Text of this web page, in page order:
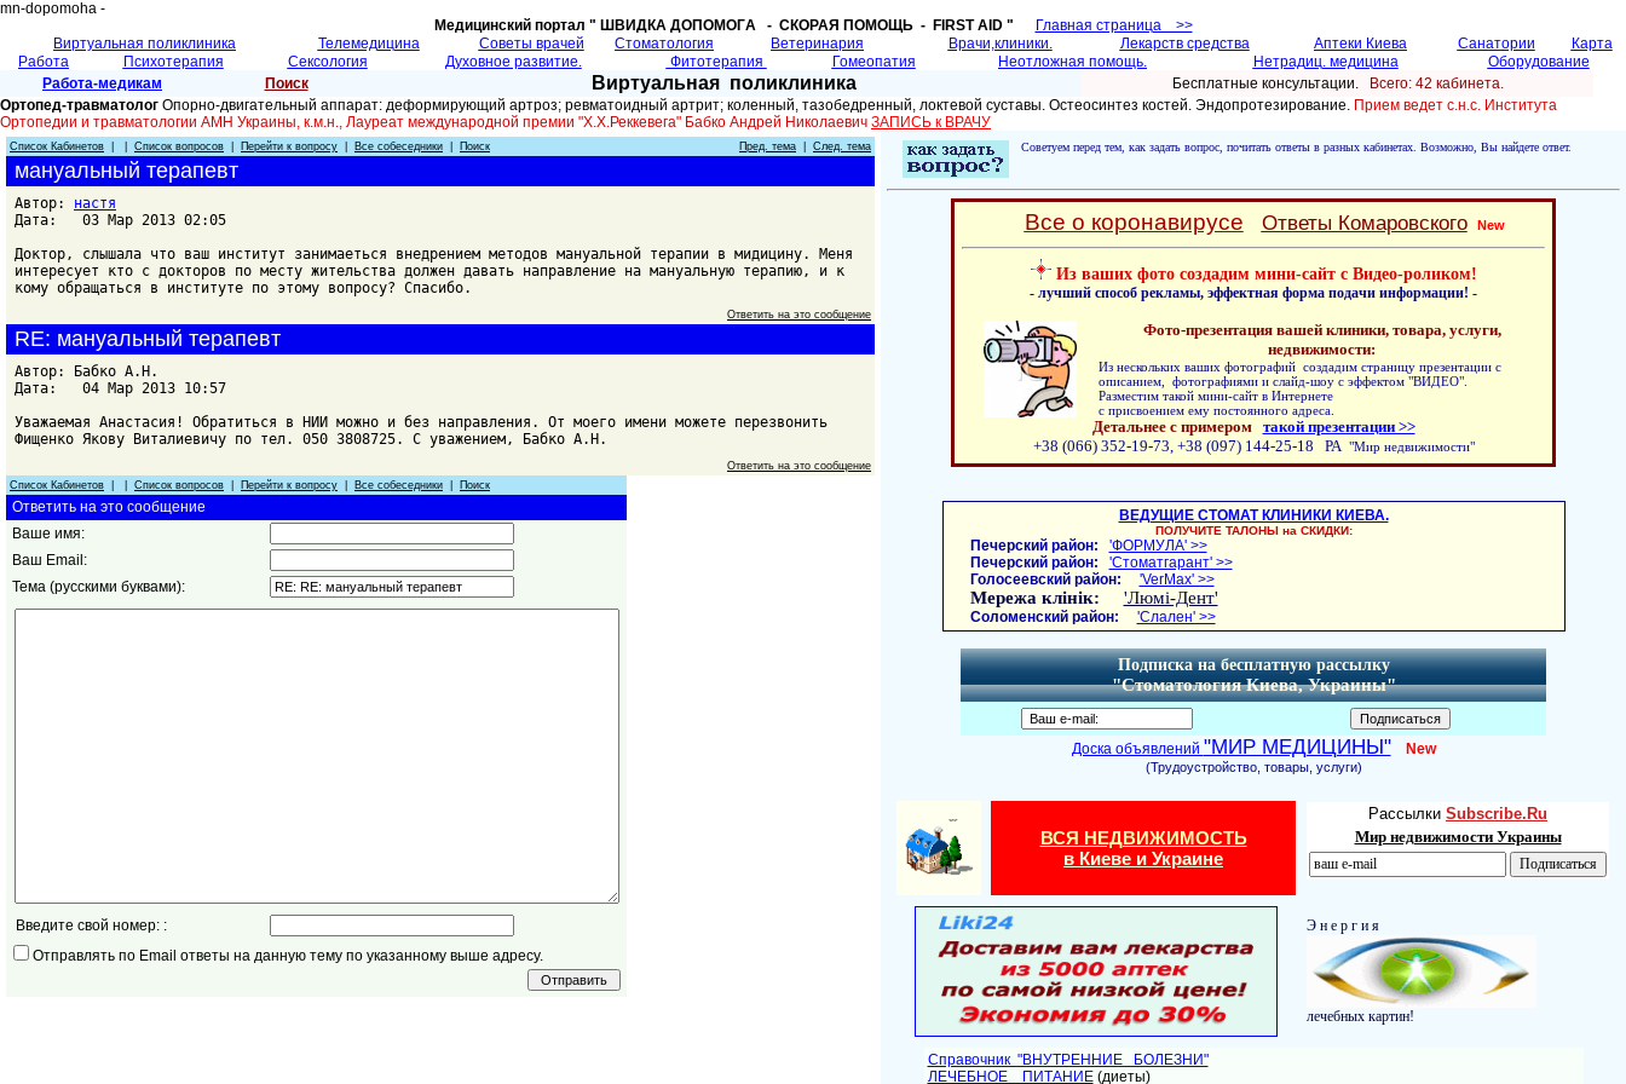
mn-dopomoha -
Медицинский портал " ШВИДКА ДОПОМОГA - СКОРАЯ ПОМОЩЬ - FIRST AID "
Главная страница >>
Виртуальная поликлиника
Телемедицина Советы врачей Cтоматология Ветеринария Врачи,клиники. Лекарств средства Аптеки Киева Санатории
Карта
Работа
Психотерапия Сексология Духовное развитие. Фитотерапия Гомеопатия Неотложная помощь. Нетрадиц. медицина
Оборудование
Работа-медикам
Поиск Виртуальная поликлиника Бесплатные консультации.
Всего: 42 кабинетa.
Ортопед-травматолог Опорно-двигательный аппарат: деформирующий артроз; ревматоидный артрит; коленный, тазобедренный, локтевой суставы. Остеосинтез костей. Эндопротезирование. Прием ведет с.н.с. Института
Ортопедии и травматологии АМН Украины, к.м.н., Лауреат международной премии "Х.Х.Реккевега" Бабко Андрей Николаевич ЗАПИСЬ к ВРАЧУ
Список Кабинетов Список вопросов Перейти к вопросу Все собеседники Поиск Пред. тема След. тема
мануальный терапевт
Автор: настя
Дата: 03 Мар 2013 02:05
Доктор, слышала что ваш институт занимаеться внедрением методов мануальной терапии в мидицину. Меня
интересует кто с докторов по месту жительства должен давать направление на мануальную терапию, и к
кому обращаться в институте по этому вопросу? Спасибо.
Ответить на это сообщение
RE: мануальный терапевт
Автор: Бабко А.Н.
Дата: 04 Мар 2013 10:57
Уважаемая Анастасия! Обратиться в НИИ можно и без направления. От моего имени можете перезвонить
Фищенко Якову Виталиевичу по тел. 050 3808725. С уважением, Бабко А.Н.
Ответить на это сообщение
Список Кабинетов
Список вопросов Перейти к вопросу Все собеседники Поиск
Ответить на это сообщение
Ваше имя:
Ваш Email:
Тема (русскими буквами):
Введите свой номер: :
Отправлять по Email ответы на данную тему по указанному выше адресу.
Советуем перед тем, как задать вопрос, почитать ответы в разных кабинетах. Возможно, Вы найдете ответ.
Все о коронавирусе Ответы Комаровского New
Из ваших фото создадим мини-сайт с Видео-роликом!
- лучший способ рекламы, эффектная форма подачи информации! -
Фото-презентация вашей клиники, товара, услуги,
недвижимости:
Из нескольких ваших фотографий создадим страницу презентации с
описанием, фотографиями и слайд-шоу с эффектом "ВИДЕО".
Разместим такой мини-сайт в Интернете
с присвоением ему постоянного адреса.
Детальнее с примером такой презентации >>
+38 (066) 352-19-73, +38 (097) 144-25-18 РА "Мир недвижимости"
ВЕДУЩИЕ СТОМАТ КЛИНИКИ КИЕВА.
ПОЛУЧИТЕ ТАЛОНЫ на СКИДКИ:
Печерский район:
'ФОРМУЛА' >>
Печерский район:
'Стоматгарант' >>
Голосеевский район:
'VerMax' >>
Мережа клінік: 'Люмі-Дент'
Соломенский район: 'Слален' >>
Подписка на бесплатную рассылку
"Стоматология Киева, Украины"
Доска объявлений "МИР МЕДИЦИНЫ" New
(Трудоустройство, товары, услуги)
ВСЯ НЕДВИЖИМОСТЬ
в Киеве и Украине
Рассылки Subscribe.Ru
Мир недвижимости Украины
Э н е р г и я
лечебных картин!
Справочник "ВНУТРЕННИЕ БОЛЕЗНИ"
ЛЕЧЕБНОЕ ПИТАНИЕ(диеты)